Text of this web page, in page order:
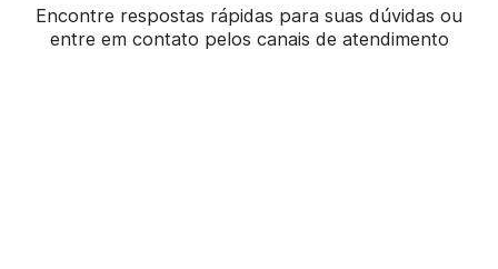
Encontre respostas rápidas para suas dúvidas ou
entre em contato pelos canais de atendimento